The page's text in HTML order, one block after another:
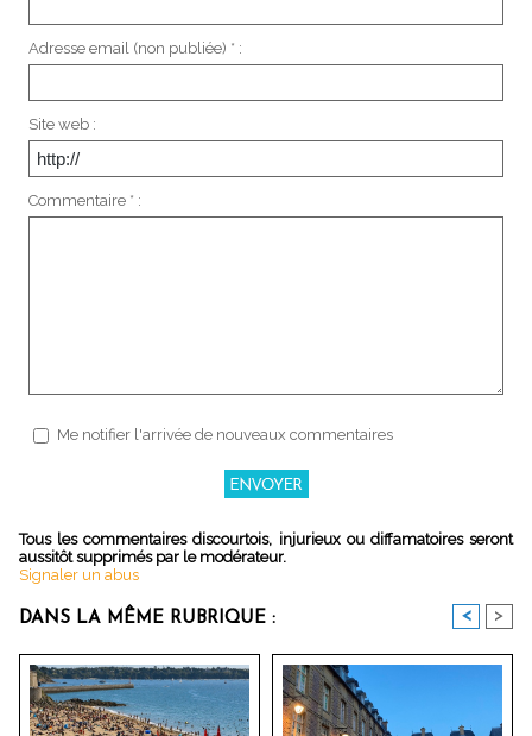
Adresse email (non publiée) * :
Site web :
Commentaire * :
Me notifier l'arrivée de nouveaux commentaires
Tous les commentaires discourtois, injurieux ou diffamatoires seront
aussitôt supprimés par le modérateur.
Signaler un abus
DANS LA MÊME RUBRIQUE : < >